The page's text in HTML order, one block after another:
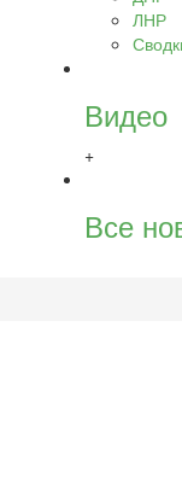
ЛНР
Видео
+
Все